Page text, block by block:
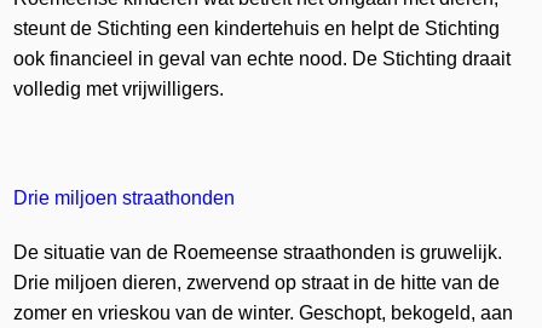
steunt de Stichting een kindertehuis en helpt de Stichting
ook financieel in geval van echte nood. De Stichting draait
volledig met vrijwilligers.
Drie miljoen straathonden
De situatie van de Roemeense straathonden is gruwelijk.
Drie miljoen dieren, zwervend op straat in de hitte van de
zomer en vrieskou van de winter. Geschopt, bekogeld, aan